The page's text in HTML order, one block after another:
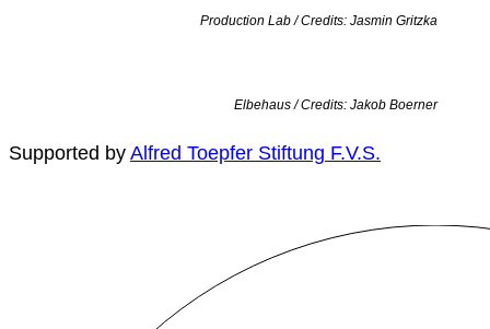
Production Lab / Credits: Jasmin Gritzka
Elbehaus / Credits: Jakob Boerner
Supported by Alfred Toepfer Stiftung F.V.S.